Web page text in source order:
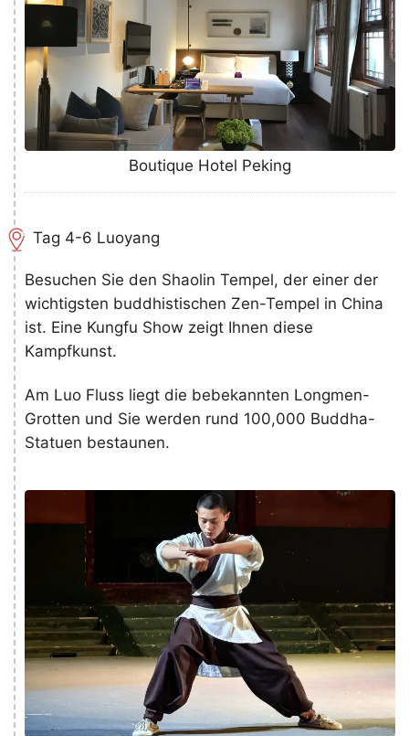
Boutique Hotel Peking
Tag 4-6 Luoyang
Besuchen Sie den Shaolin Tempel, der einer der
wichtigsten buddhistischen Zen-Tempel in China
ist. Eine Kungfu Show zeigt Ihnen diese
Kampfkunst.
Am Luo Fluss liegt die bebekannten Longmen-
Grotten und Sie werden rund 100,000 Buddha-
Statuen bestaunen.